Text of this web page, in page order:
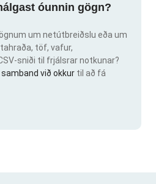
óunnin gögn?
um netútbreiðslu eða um
töf, vafur,
sniði til frjálsrar notkunar?
samband við okkur til að fá